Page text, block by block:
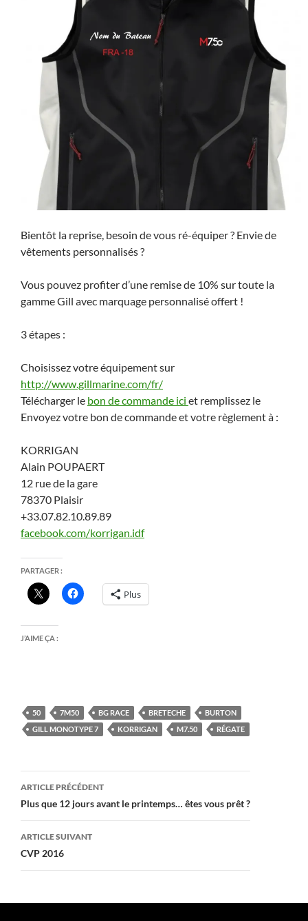
Bientôt la reprise, besoin de vous ré-équiper ? Envie de
vêtements personnalisés ?
Vous pouvez profiter d’une remise de 10% sur toute la
gamme Gill avec marquage personnalisé offert !
3 étapes :
Choisissez votre équipement sur
http://www.gillmarine.com/fr/
Télécharger le bon de commande ici et remplissez le
Envoyez votre bon de commande et votre règlement à :
KORRIGAN
Alain POUPAERT
12 rue de la gare
78370 Plaisir
+33.07.82.10.89.89
facebook.com/korrigan.idf
PARTAGER :
Plus
J’AIME ÇA :
50 7M50 BG RACE BRETECHE
BURTON
GILL MONOTYPE 7
KORRIGAN M7.50 RÉGATE
Navigation
des
articles
ARTICLE PRÉCÉDENT
Plus que 12 jours avant le printemps… êtes vous prêt ?
ARTICLE SUIVANT
CVP 2016